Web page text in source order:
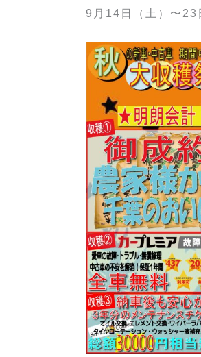
9月14日（土）〜23